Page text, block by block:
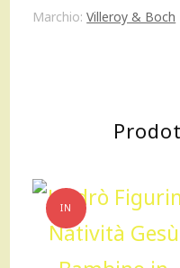
57,00 €.
Marchio:Villeroy & Boch
IN
OFFERTA!